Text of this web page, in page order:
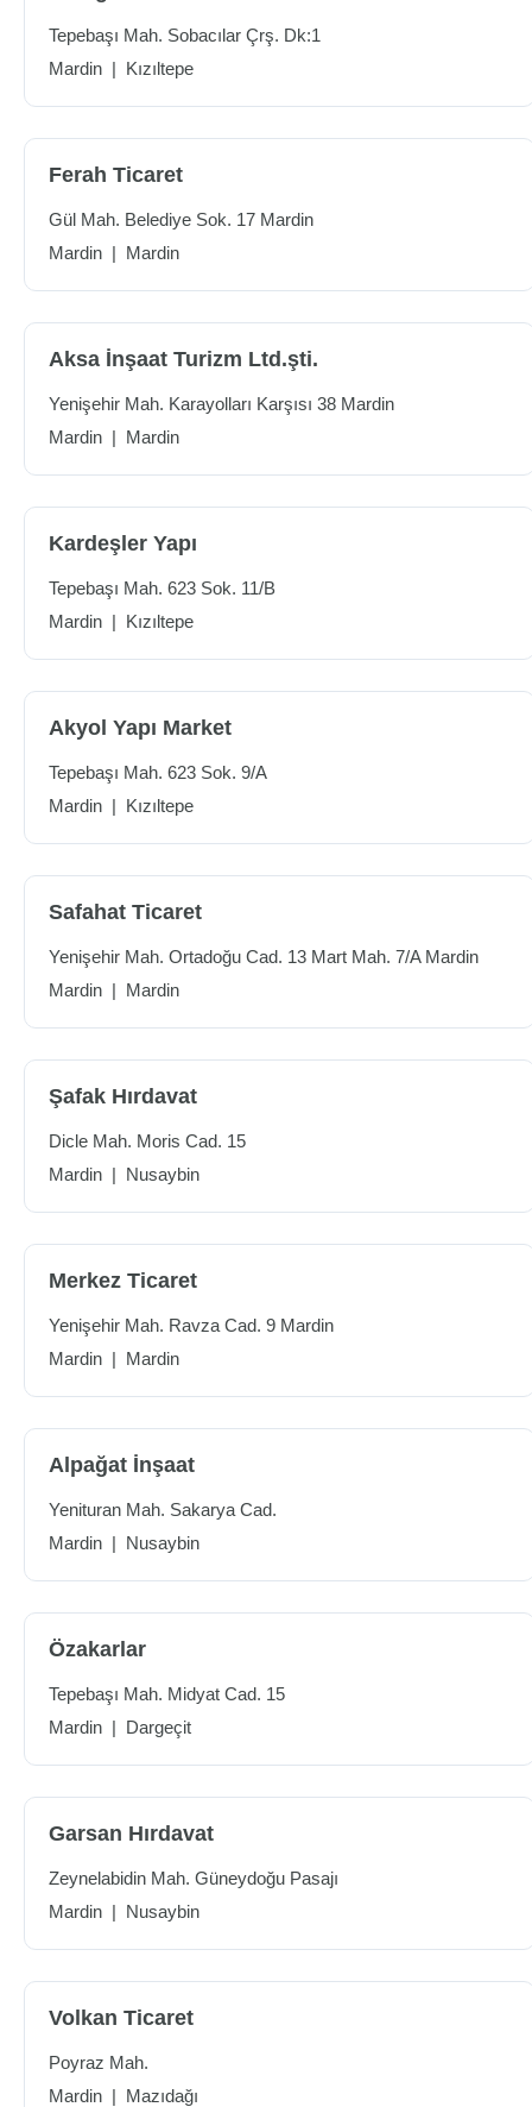
Tepebaşı Mah. Sobacılar Çrş. Dk:1
Mardin | Kızıltepe
Ferah Ticaret
Gül Mah. Belediye Sok. 17 Mardin
Mardin | Mardin
Aksa İnşaat Turizm Ltd.şti.
Yenişehir Mah. Karayolları Karşısı 38 Mardin
Mardin | Mardin
Kardeşler Yapı
Tepebaşı Mah. 623 Sok. 11/B
Mardin | Kızıltepe
Akyol Yapı Market
Tepebaşı Mah. 623 Sok. 9/A
Mardin | Kızıltepe
Safahat Ticaret
Yenişehir Mah. Ortadoğu Cad. 13 Mart Mah. 7/A Mardin
Mardin | Mardin
Şafak Hırdavat
Dicle Mah. Moris Cad. 15
Mardin | Nusaybin
Merkez Ticaret
Yenişehir Mah. Ravza Cad. 9 Mardin
Mardin | Mardin
Alpağat İnşaat
Yenituran Mah. Sakarya Cad.
Mardin | Nusaybin
Özakarlar
Tepebaşı Mah. Midyat Cad. 15
Mardin | Dargeçit
Garsan Hırdavat
Zeynelabidin Mah. Güneydoğu Pasajı
Mardin | Nusaybin
Volkan Ticaret
Poyraz Mah.
Mardin | Mazıdağı